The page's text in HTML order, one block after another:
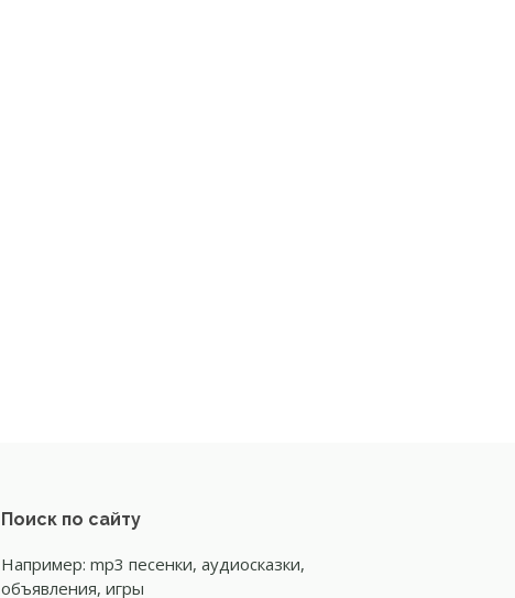
Поиск по сайту
Например: mp3 песенки, аудиосказки,
объявления, игры